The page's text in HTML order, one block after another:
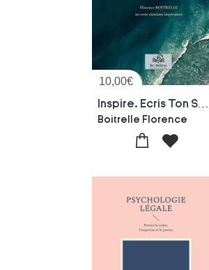
10,00€
Boitrelle Florence